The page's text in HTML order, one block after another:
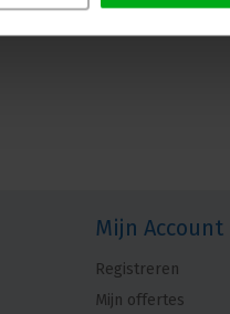
Mijn Account
Registreren
Mijn offertes